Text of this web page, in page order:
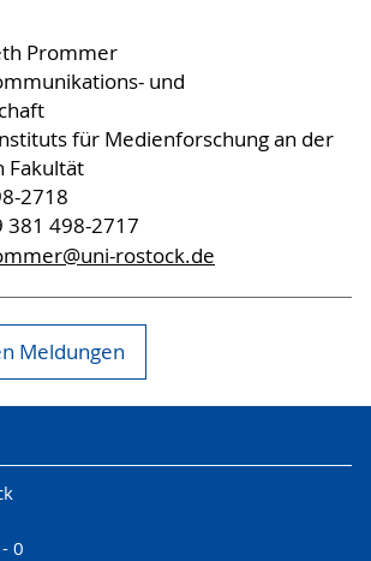
Prommer
und
für Medienforschung an der
Fakultät
2718
381 498-2717
@uni-rostock.de
Meldungen
0